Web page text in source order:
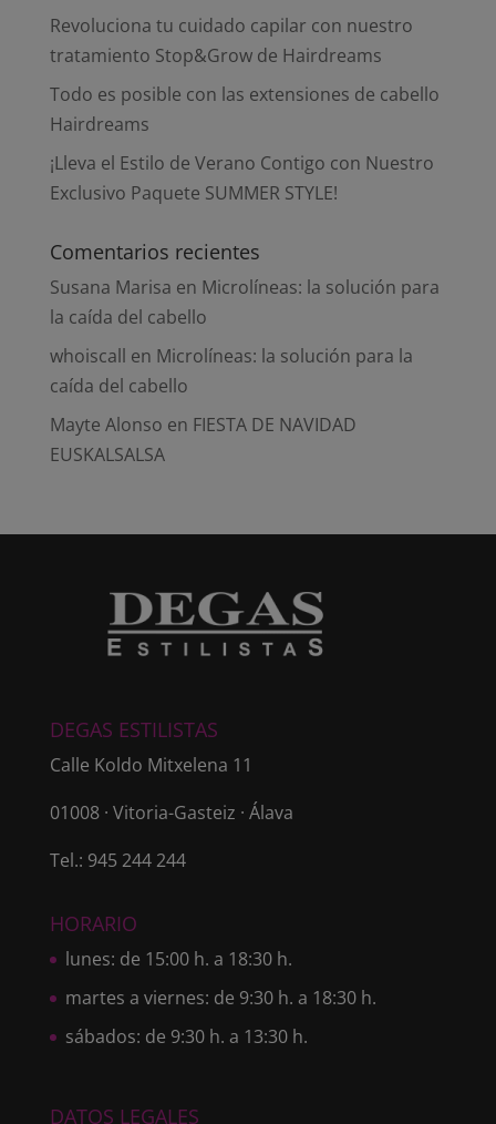
Revoluciona tu cuidado capilar con nuestro
tratamiento Stop&Grow de Hairdreams
Todo es posible con las extensiones de cabello
Hairdreams
¡Lleva el Estilo de Verano Contigo con Nuestro
Exclusivo Paquete SUMMER STYLE!
Comentarios recientes
Susana Marisa en Microlíneas: la solución para
la caída del cabello
whoiscall en Microlíneas: la solución para la
caída del cabello
Mayte Alonso en FIESTA DE NAVIDAD
EUSKALSALSA
DEGAS ESTILISTAS
Calle Koldo Mitxelena 11
01008 · Vitoria-Gasteiz · Álava
Tel.: 945 244 244
HORARIO
lunes: de 15:00 h. a 18:30 h.
martes a viernes: de 9:30 h. a 18:30 h.
sábados: de 9:30 h. a 13:30 h.
DATOS LEGALES